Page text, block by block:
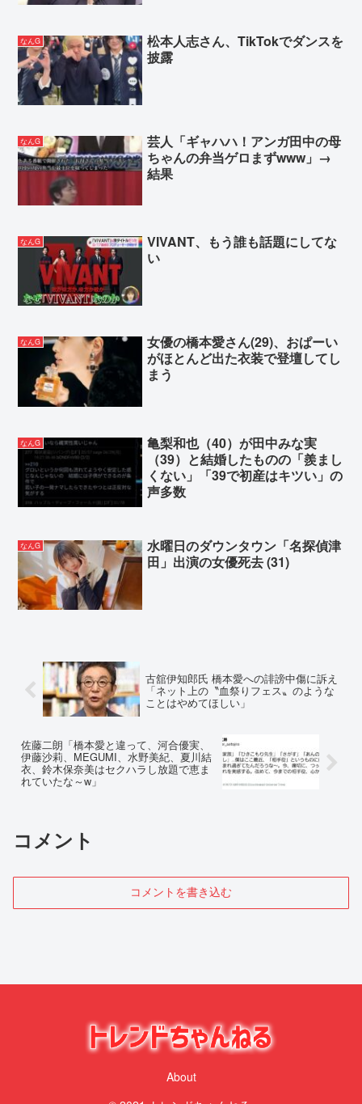
なんG
松本人志さん、TikTokでダンスを
披露
なんG
芸人「ギャハハ！アンガ田中の母
ちゃんの弁当ゲロまずwww」→
結果
なんG
VIVANT、もう誰も話題にしてな
い
なんG
女優の橋本愛さん(29)、おぱーい
がほとんど出た衣装で登壇してし
まう
なんG
亀梨和也（40）が田中みな実
（39）と結婚したものの「羨まし
くない」「39で初産はキツい」の
声多数
なんG
水曜日のダウンタウン「名探偵津
田」出演の女優死去 (31)
古舘伊知郎氏 橋本愛への誹謗中傷に訴え
「ネット上の〝血祭りフェス〟のような
ことはやめてほしい」
佐藤二朗「橋本愛と違って、河合優実、
伊藤沙莉、MEGUMI、水野美紀、夏川結
衣、鈴木保奈美はセクハラし放題で恵ま
れていたな～w」
コメント
コメントを書き込む
About